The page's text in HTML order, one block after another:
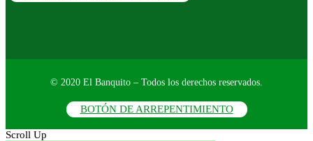
© 2020 El Banquito – Todos los derechos reservados.
BOTÓN DE ARREPENTIMIENTO
Scroll Up